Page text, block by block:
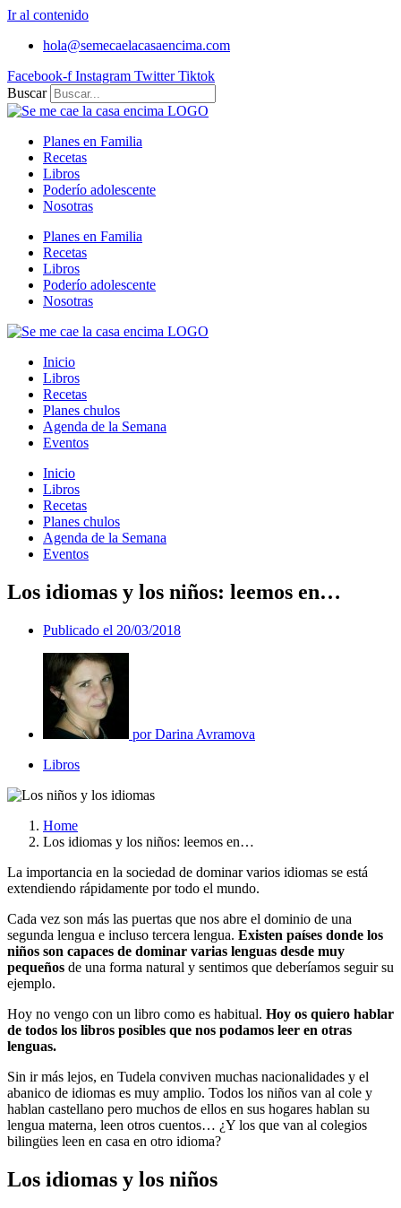
Ir al contenido
hola@semecaelacasaencima.com
Facebook-f Instagram Twitter Tiktok
Buscar
Planes en Familia
Recetas
Libros
Poderío adolescente
Nosotras
Planes en Familia
Recetas
Libros
Poderío adolescente
Nosotras
Inicio
Libros
Recetas
Planes chulos
Agenda de la Semana
Eventos
Inicio
Libros
Recetas
Planes chulos
Agenda de la Semana
Eventos
Los idiomas y los niños: leemos en…
Publicado el 20/03/2018
porDarina Avramova
Libros
Home
Los idiomas y los niños: leemos en…
La importancia en la sociedad de dominar varios idiomas se está
extendiendo rápidamente por todo el mundo.
Cada vez son más las puertas que nos abre el dominio de una
segunda lengua e incluso tercera lengua. Existen países donde los
niños son capaces de dominar varias lenguas desde muy
pequeños de una forma natural y sentimos que deberíamos seguir su
ejemplo.
Hoy no vengo con un libro como es habitual. Hoy os quiero hablar
de todos los libros posibles que nos podamos leer en otras
lenguas.
Sin ir más lejos, en Tudela conviven muchas nacionalidades y el
abanico de idiomas es muy amplio. Todos los niños van al cole y
hablan castellano pero muchos de ellos en sus hogares hablan su
lengua materna, leen otros cuentos… ¿Y los que van al colegios
bilingües leen en casa en otro idioma?
Los idiomas y los niños